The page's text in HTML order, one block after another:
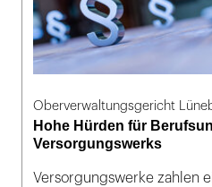
Oberverwaltungsgericht
Hohe Hürden für
Versorgungswerks
Versorgungswerke zahlen